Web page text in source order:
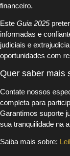
financeiro.
Este Guia 2025
informadas e
judiciais e
oportunidades com
Quer saber mais
Contate nossos
completa para
Garantimos suporte
sua tranquilidade na
Saiba mais sobre: